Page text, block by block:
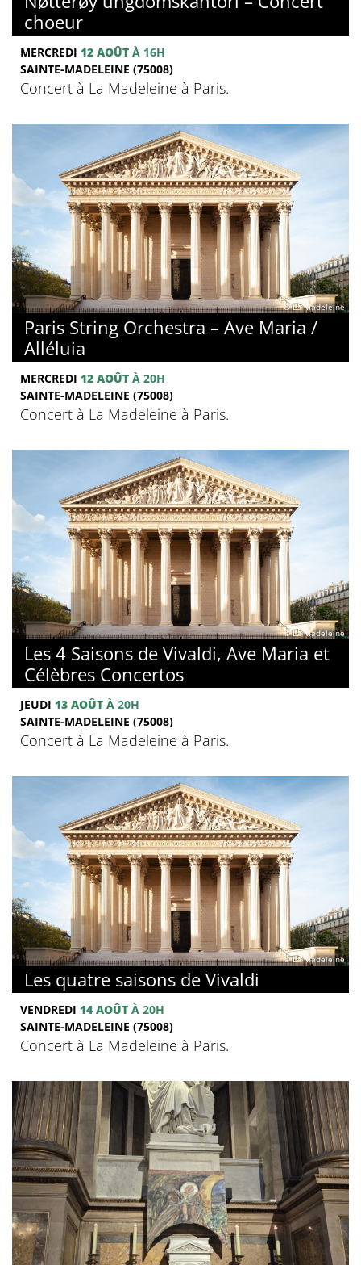
choeur
MERCREDI 12 AOÛT À 16H
SAINTE-MADELEINE (75008)
Concert à La Madeleine à Paris.
© La Madeleine
Paris String Orchestra – Ave Maria /
Alléluia
MERCREDI 12 AOÛT À 20H
SAINTE-MADELEINE (75008)
Concert à La Madeleine à Paris.
© La Madeleine
Les 4 Saisons de Vivaldi, Ave Maria et
Célèbres Concertos
JEUDI 13 AOÛT À 20H
SAINTE-MADELEINE (75008)
Concert à La Madeleine à Paris.
© La Madeleine
Les quatre saisons de Vivaldi
VENDREDI 14 AOÛT À 20H
SAINTE-MADELEINE (75008)
Concert à La Madeleine à Paris.